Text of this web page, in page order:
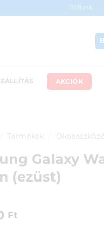
Rólunk
AKCIÓK
Termékek
Galaxy
(ezüst)
Ft